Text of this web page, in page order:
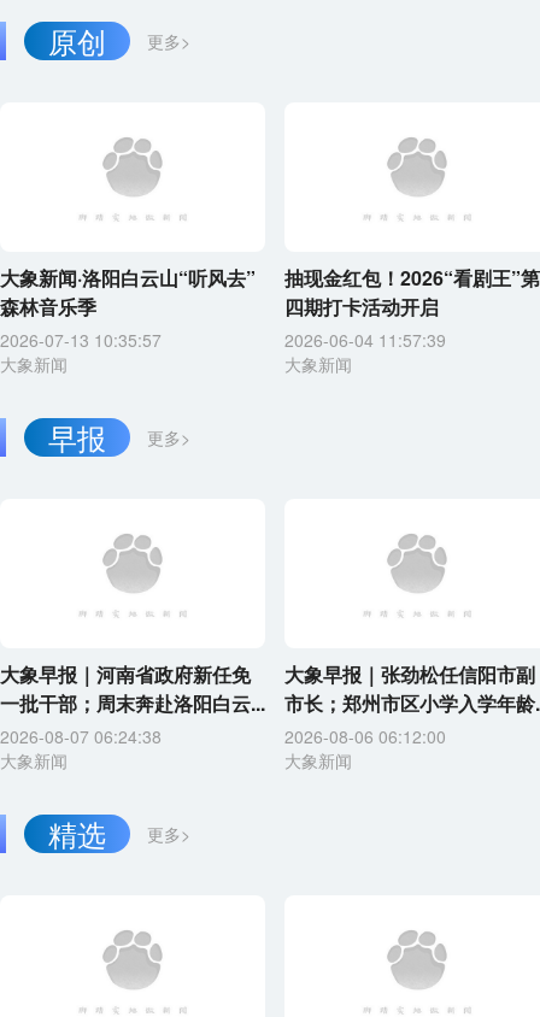
更多>
原创
大象新闻·洛阳白云山“听风去”
森林音乐季
2026-07-13 10:35:57
大象新闻
抽现金红包！2026“看剧王”第
四期打卡活动开启
2026-06-04 11:57:39
大象新闻
更多>
早报
大象早报｜河南省政府新任免
一批干部；周末奔赴洛阳白云...
2026-08-07 06:24:38
大象新闻
大象早报｜张劲松任信阳市副
市长；郑州市区小学入学年龄
2026-08-06 06:12:00
大象新闻
更多>
精选